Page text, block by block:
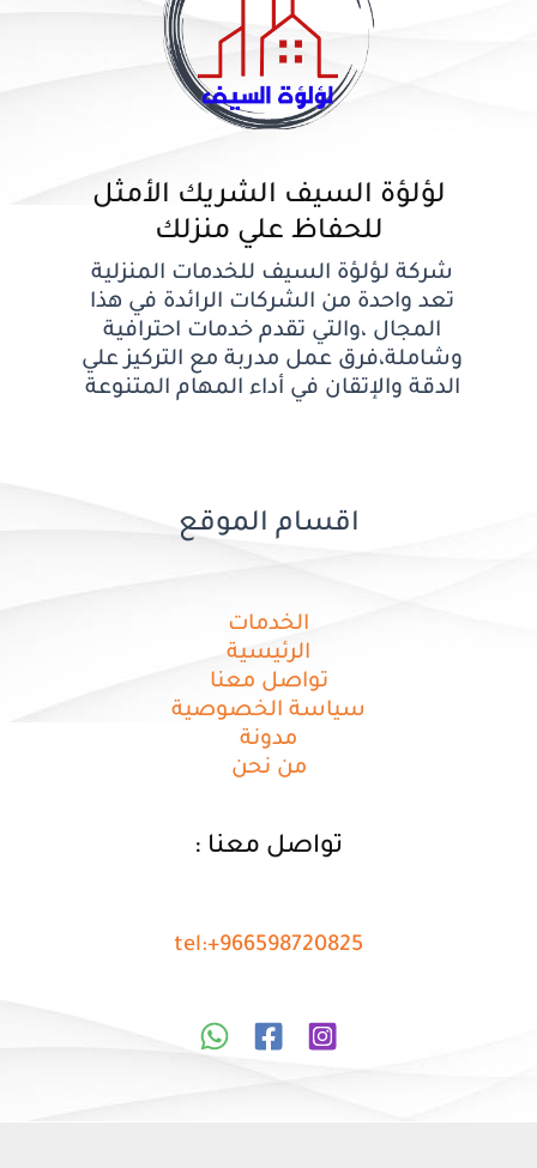
لؤلؤة السيف الشريك الأمثل
للحفاظ علي منزلك
شركة لؤلؤة السيف للخدمات المنزلية
تعد واحدة من الشركات الرائدة في هذا
المجال ،والتي تقدم خدمات احترافية
وشاملة،فرق عمل مدربة مع التركيز علي
الدقة والإتقان في أداء المهام المتنوعة
اقسام الموقع
الخدمات
الرئيسية
تواصل معنا
سياسة الخصوصية
مدونة
من نحن
تواصل معنا :
tel:+966598720825